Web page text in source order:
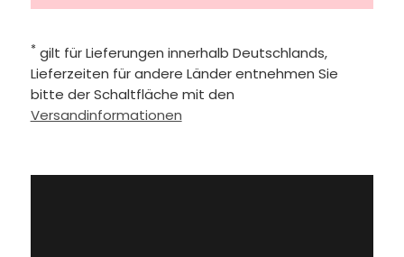
* gilt für Lieferungen innerhalb Deutschlands,
Lieferzeiten für andere Länder entnehmen Sie
bitte der Schaltfläche mit den
Versandinformationen